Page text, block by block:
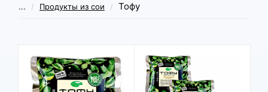
... Продукты из сои Тофу